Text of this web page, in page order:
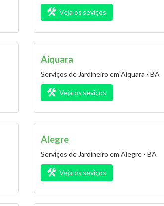
Veja os seviços
Aiquara
Serviços de Jardineiro em Aiquara - BA
Veja os seviços
Alegre
Serviços de Jardineiro em Alegre - BA
Veja os seviços